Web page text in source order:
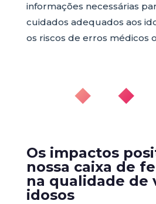
informações necessárias
cuidados adequados aos
os riscos de erros médicos
◆ ◆
Os impactos
nossa caixa de
na qualidade de
idosos